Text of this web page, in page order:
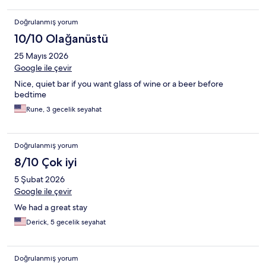
Doğrulanmış yorum
10/10 Olağanüstü
25 Mayıs 2026
Google ile çevir
Nice, quiet bar if you want glass of wine or a beer before
bedtime
Rune, 3 gecelik seyahat
Doğrulanmış yorum
8/10 Çok iyi
5 Şubat 2026
Google ile çevir
We had a great stay
Derick, 5 gecelik seyahat
Doğrulanmış yorum